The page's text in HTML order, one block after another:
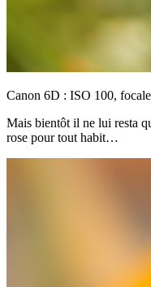
Canon 6D : ISO 100,
Mais bientôt il ne lui resta
rose pour tout habit…